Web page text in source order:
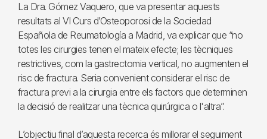
La Dra. Gómez Vaquero, que va presentar aquests
resultats al VI Curs d’Osteoporosi de la Sociedad
Española de Reumatología a Madrid, va explicar que “no
totes les cirurgies tenen el mateix efecte; les tècniques
restrictives, com la gastrectomia vertical, no augmenten el
risc de fractura. Seria convenient considerar el risc de
fractura previ a la cirurgia entre els factors que determinen
la decisió de realitzar una tècnica quirúrgica o l'altra”.
L’objectiu final d’aquesta recerca és millorar el seguiment